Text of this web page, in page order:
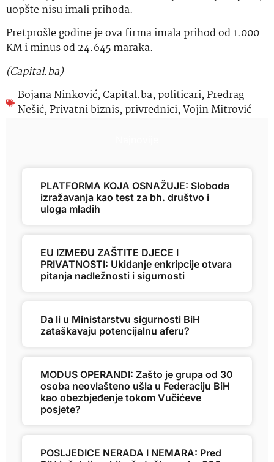
uopšte nisu imali prihoda.
Pretprošle godine je ova firma imala prihod od 1.000
KM i minus od 24.645 maraka.
(Capital.ba)
Bojana Ninković,Capital.ba, politicari,Predrag
Nešić,Privatni biznis, privrednici,Vojin Mitrović
PLATFORMA KOJA OSNAŽUJE: Sloboda
izražavanja kao test za bh. društvo i
uloga mladih
EU IZMEĐU ZAŠTITE DJECE I
PRIVATNOSTI: Ukidanje enkripcije otvara
pitanja nadležnosti i sigurnosti
Da li u Ministarstvu sigurnosti BiH
zataškavaju potencijalnu aferu?
MODUS OPERANDI: Zašto je grupa od 30
osoba neovlašteno ušla u Federaciju BiH
kao obezbjeđenje tokom Vučićeve
posjete?
POSLJEDICE NERADA I NEMARA: Pred